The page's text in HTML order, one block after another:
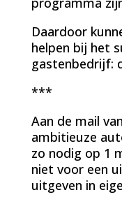
Daardoor
helpen bij het
gastenbedrijf:
***
Aan de mail
ambitieuze
zo nodig op 1
niet voor een
uitgeven in